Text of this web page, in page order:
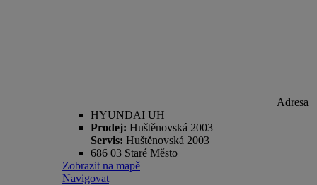
Adresa
HYUNDAI UH
Prodej: Huštěnovská 2003
Servis: Huštěnovská 2003
686 03 Staré Město
Zobrazit na mapě
Navigovat